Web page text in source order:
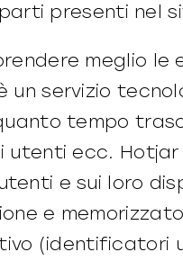
presenti nel
meglio
servizio
tempo
utenti ecc.
e sui loro
e
(identificatori